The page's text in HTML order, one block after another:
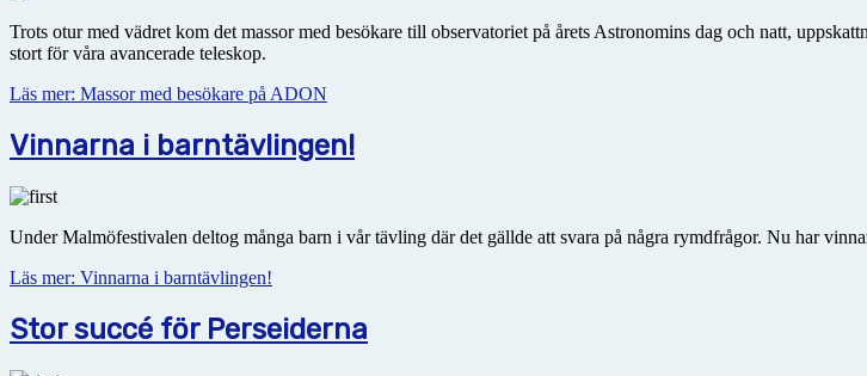
Trots otur med vädret kom det massor med besökare till observatoriet på årets Astronomins dag och natt,
stort för våra avancerade teleskop.
Läs mer: Massor med besökare på ADON
Vinnarna i barntävlingen!
Under Malmöfestivalen deltog många barn i vår tävling där det gällde att svara på några rymdfrågor. Nu har
Läs mer: Vinnarna i barntävlingen!
Stor succé för Perseiderna